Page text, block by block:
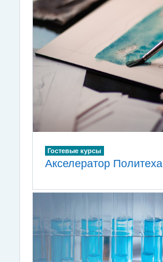
Гостевые курсы
Акселератор Политеха